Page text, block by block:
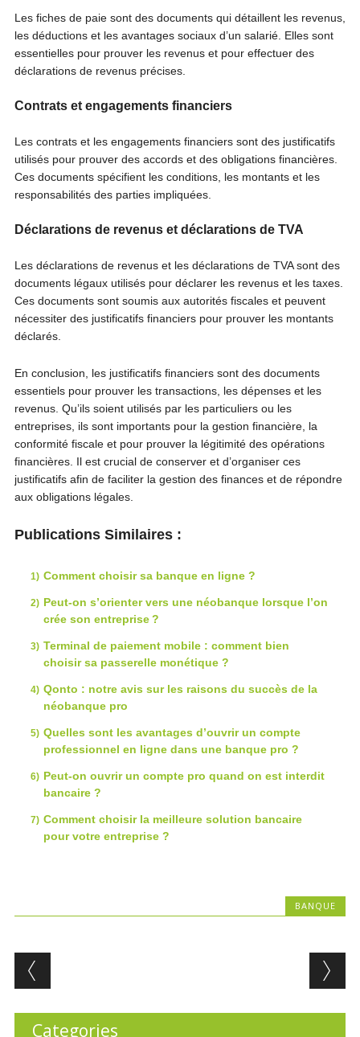
Les fiches de paie sont des documents qui détaillent les revenus,
les déductions et les avantages sociaux d’un salarié. Elles sont
essentielles pour prouver les revenus et pour effectuer des
déclarations de revenus précises.
Contrats et engagements financiers
Les contrats et les engagements financiers sont des justificatifs
utilisés pour prouver des accords et des obligations financières.
Ces documents spécifient les conditions, les montants et les
responsabilités des parties impliquées.
Déclarations de revenus et déclarations de TVA
Les déclarations de revenus et les déclarations de TVA sont des
documents légaux utilisés pour déclarer les revenus et les taxes.
Ces documents sont soumis aux autorités fiscales et peuvent
nécessiter des justificatifs financiers pour prouver les montants
déclarés.
En conclusion, les justificatifs financiers sont des documents
essentiels pour prouver les transactions, les dépenses et les
revenus. Qu’ils soient utilisés par les particuliers ou les
entreprises, ils sont importants pour la gestion financière, la
conformité fiscale et pour prouver la légitimité des opérations
financières. Il est crucial de conserver et d’organiser ces
justificatifs afin de faciliter la gestion des finances et de répondre
aux obligations légales.
Publications Similaires :
Comment choisir sa banque en ligne ?
Peut-on s’orienter vers une néobanque lorsque l’on
crée son entreprise ?
Terminal de paiement mobile : comment bien
choisir sa passerelle monétique ?
Qonto : notre avis sur les raisons du succès de la
néobanque pro
Quelles sont les avantages d’ouvrir un compte
professionnel en ligne dans une banque pro ?
Peut-on ouvrir un compte pro quand on est interdit
bancaire ?
Comment choisir la meilleure solution bancaire
pour votre entreprise ?
BANQUE
Post navigation
Categories